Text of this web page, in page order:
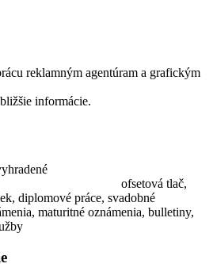
reklamným agentúram a grafickým
informácie.
vyhradené
tlač,
diplomové práce, svadobné
maturitné oznámenia, bulletiny,